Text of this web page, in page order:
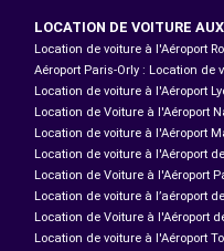
LOCATION DE VOITURE
Location de voiture à l'Aéroport
Aéroport Paris-Orly : Location de
Location de voiture à l'Aéroport
Location de Voiture à l'Aéroport
Location de voiture à l'Aéroport
Location de voiture à l'Aéroport
Location de Voiture à l'Aéroport
Location de voiture à l’aéroport
Location de Voiture à l'Aéroport
Location de voiture à l'Aéroport